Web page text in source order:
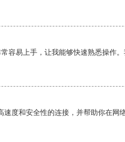
容易上手，让我能够快速熟悉操作
度和安全性的连接，并帮助你在网